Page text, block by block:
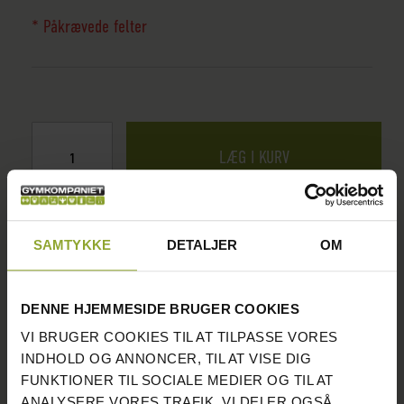
SAMTYKKE DETALJER OM
DENNE HJEMMESIDE BRUGER COOKIES
VI BRUGER COOKIES TIL AT TILPASSE VORES
INDHOLD OG ANNONCER, TIL AT VISE DIG
FUNKTIONER TIL SOCIALE MEDIER OG TIL AT
* Påkrævede felter
LÆG I KURV